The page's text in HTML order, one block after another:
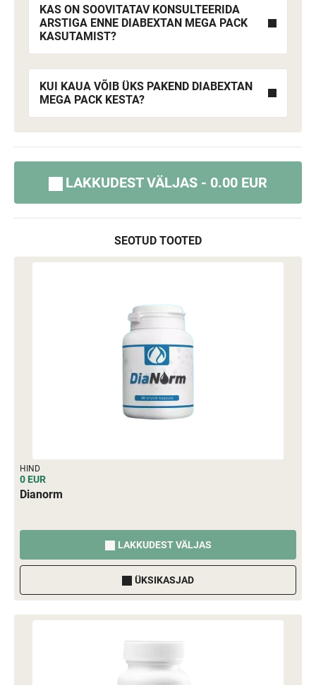
KAS ON SOOVITATAV KONSULTEERIDA
ARSTIGA ENNE DIABEXTAN MEGA PACK
KASUTAMIST?
KUI KAUA VÕIB ÜKS PAKEND DIABEXTAN
MEGA PACK KESTA?
LAKKUDEST VÄLJAS - 0.00 EUR
SEOTUD TOOTED
HIND
0 EUR
Dianorm
LAKKUDEST VÄLJAS
ÜKSIKASJAD